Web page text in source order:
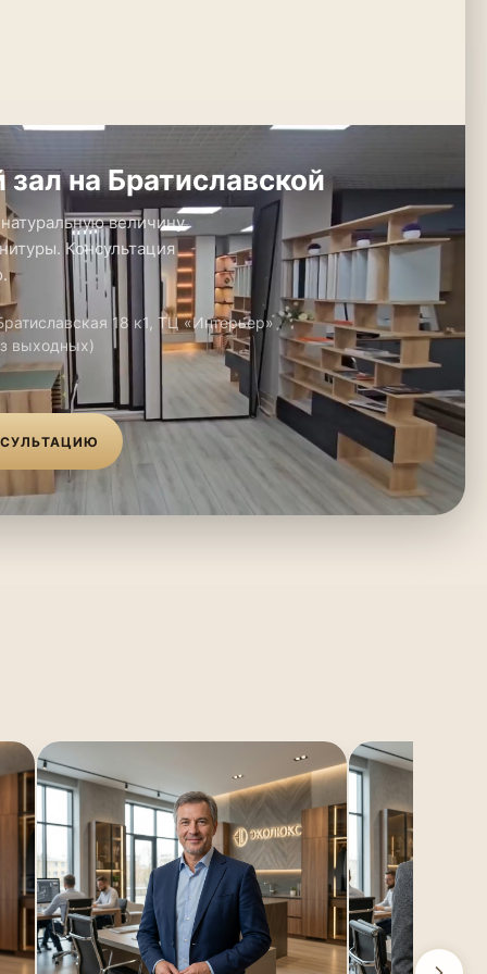
на Братиславской
величину.
Консультация
18 к1, ТЦ «Интерьер»
выходных)